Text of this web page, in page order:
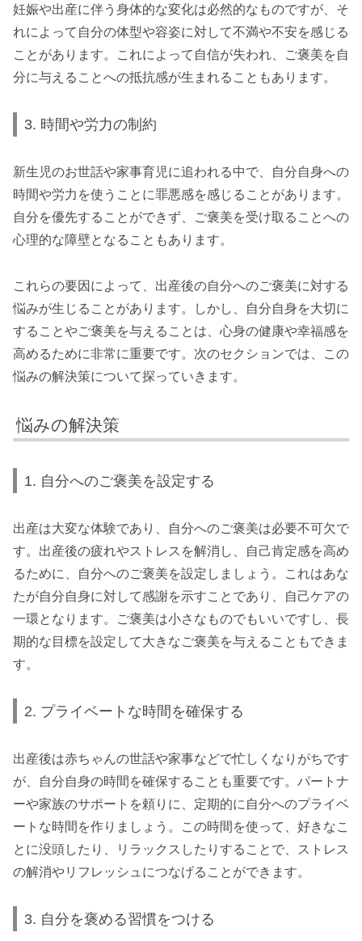
妊娠や出産に伴う身体的な変化は必然的なものですが、そ
れによって自分の体型や容姿に対して不満や不安を感じる
ことがあります。これによって自信が失われ、ご褒美を自
分に与えることへの抵抗感が生まれることもあります。
3. 時間や労力の制約
新生児のお世話や家事育児に追われる中で、自分自身への
時間や労力を使うことに罪悪感を感じることがあります。
自分を優先することができず、ご褒美を受け取ることへの
心理的な障壁となることもあります。
これらの要因によって、出産後の自分へのご褒美に対する
悩みが生じることがあります。しかし、自分自身を大切に
することやご褒美を与えることは、心身の健康や幸福感を
高めるために非常に重要です。次のセクションでは、この
悩みの解決策について探っていきます。
悩みの解決策
1. 自分へのご褒美を設定する
出産は大変な体験であり、自分へのご褒美は必要不可欠で
す。出産後の疲れやストレスを解消し、自己肯定感を高め
るために、自分へのご褒美を設定しましょう。これはあな
たが自分自身に対して感謝を示すことであり、自己ケアの
一環となります。ご褒美は小さなものでもいいですし、長
期的な目標を設定して大きなご褒美を与えることもできま
す。
2. プライベートな時間を確保する
出産後は赤ちゃんの世話や家事などで忙しくなりがちです
が、自分自身の時間を確保することも重要です。パートナ
ーや家族のサポートを頼りに、定期的に自分へのプライベ
ートな時間を作りましょう。この時間を使って、好きなこ
とに没頭したり、リラックスしたりすることで、ストレス
の解消やリフレッシュにつなげることができます。
3. 自分を褒める習慣をつける